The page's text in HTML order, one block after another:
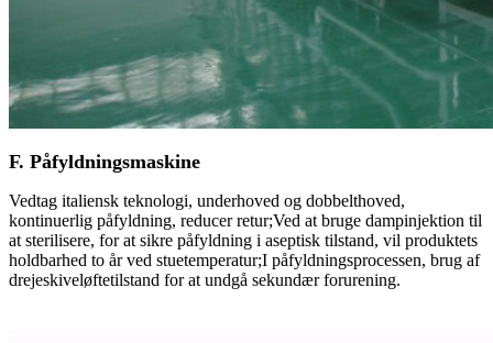
F. Påfyldningsmaskine
Vedtag italiensk teknologi, underhoved og dobbelthoved,
kontinuerlig påfyldning, reducer retur;Ved at bruge dampinjektion til
at sterilisere, for at sikre påfyldning i aseptisk tilstand, vil produktets
holdbarhed to år ved stuetemperatur;I påfyldningsprocessen, brug af
drejeskiveløftetilstand for at undgå sekundær forurening.